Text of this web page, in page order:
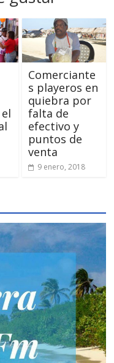
Comerciante
s playeros en
quiebra por
falta de
efectivo y
puntos de
venta
9 enero, 2018